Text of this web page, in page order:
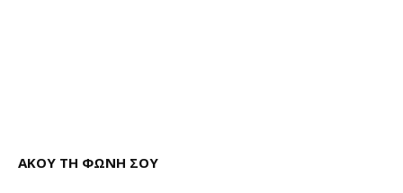
ΑΚΟΥ ΤΗ ΦΩΝΗ ΣΟΥ